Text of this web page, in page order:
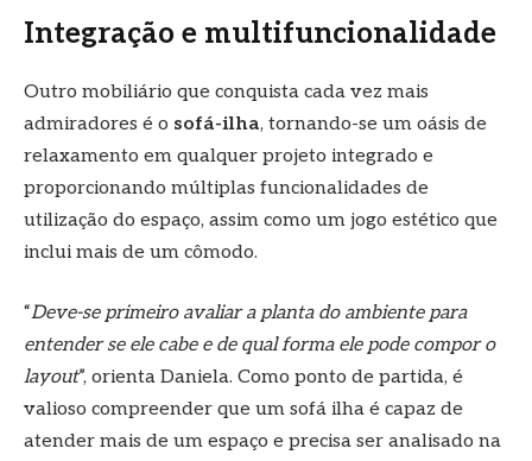
Integração e multifuncionalidade
Outro mobiliário que conquista cada vez mais
admiradores é o sofá-ilha, tornando-se um oásis de
relaxamento em qualquer projeto integrado e
proporcionando múltiplas funcionalidades de
utilização do espaço, assim como um jogo estético que
inclui mais de um cômodo.
“Deve-se primeiro avaliar a planta do ambiente para
entender se ele cabe e de qual forma ele pode compor o
layout”, orienta Daniela. Como ponto de partida, é
valioso compreender que um sofá ilha é capaz de
atender mais de um espaço e precisa ser analisado na